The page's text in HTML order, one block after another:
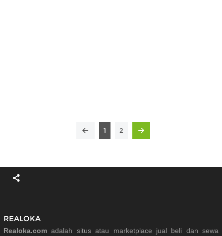
1 2
REALOKA
Realoka.com adalah situs atau marketplace jual beli dan sewa